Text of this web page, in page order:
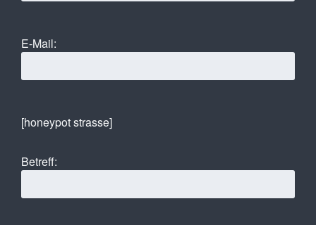
E-Mail:
[honeypot strasse]
Betreff: